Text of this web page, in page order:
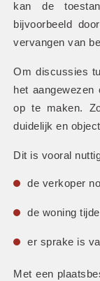
kan de
bijvoorbeeld
vervangen van
Om discussies
het aangewezen
op te maken.
duidelijk en
Dit is vooral
de verkoper
de woning
er sprake is
Met een